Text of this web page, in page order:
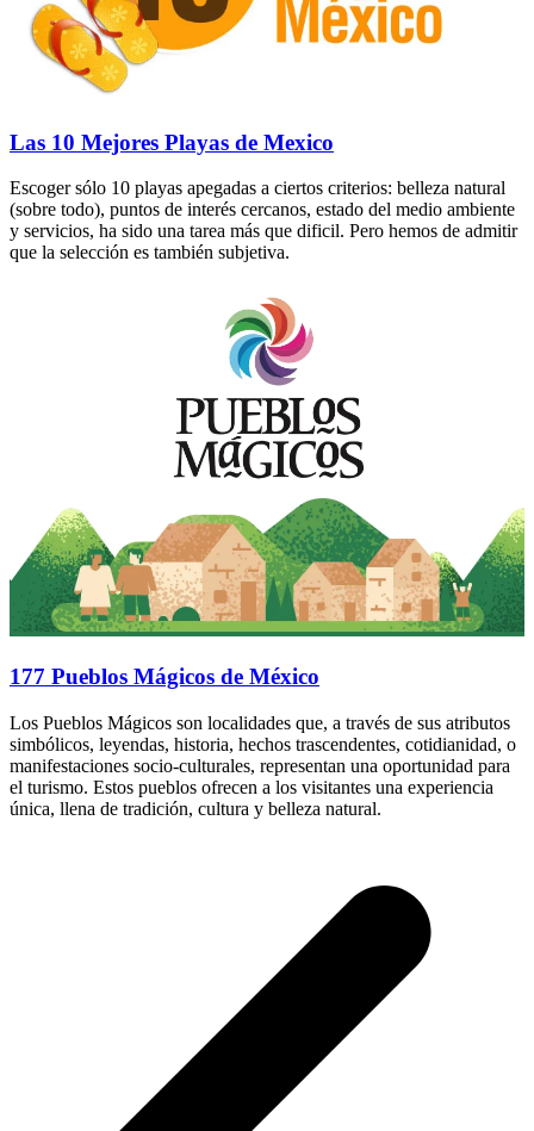
Las 10 Mejores Playas de Mexico
Escoger sólo 10 playas apegadas a ciertos criterios: belleza natural
(sobre todo), puntos de interés cercanos, estado del medio ambiente
y servicios, ha sido una tarea más que dificil. Pero hemos de admitir
que la selección es también subjetiva.
177 Pueblos Mágicos de México
Los Pueblos Mágicos son localidades que, a través de sus atributos
simbólicos, leyendas, historia, hechos trascendentes, cotidianidad, o
manifestaciones socio-culturales, representan una oportunidad para
el turismo. Estos pueblos ofrecen a los visitantes una experiencia
única, llena de tradición, cultura y belleza natural.